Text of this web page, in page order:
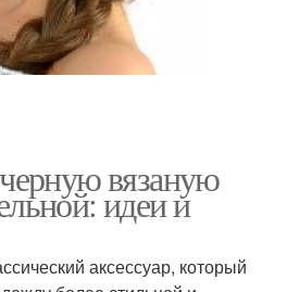
вязаную
идеи и
аксессуар, который